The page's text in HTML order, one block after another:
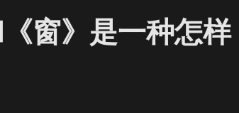
窗》是一种怎样